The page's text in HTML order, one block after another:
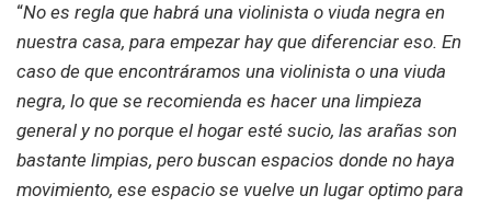
“No es regla que habrá una violinista o viuda negra en
nuestra casa, para empezar hay que diferenciar eso. En
caso de que encontráramos una violinista o una viuda
negra, lo que se recomienda es hacer una limpieza
general y no porque el hogar esté sucio, las arañas son
bastante limpias, pero buscan espacios donde no haya
movimiento, ese espacio se vuelve un lugar optimo para